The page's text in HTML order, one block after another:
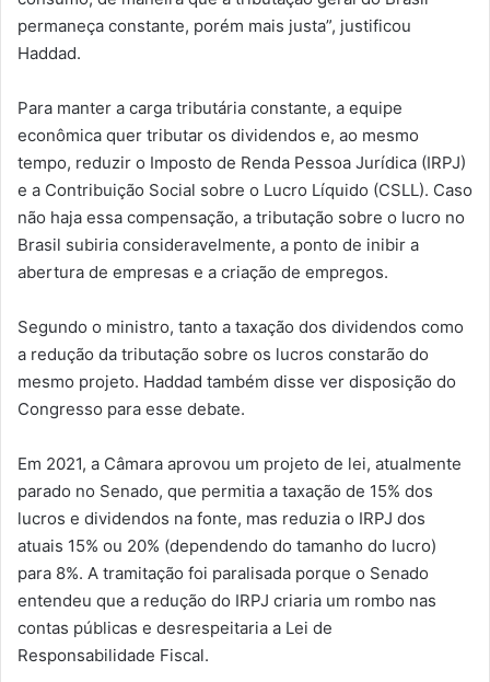
permaneça constante, porém mais justa”, justificou
Haddad.
Para manter a carga tributária constante, a equipe
econômica quer tributar os dividendos e, ao mesmo
tempo, reduzir o Imposto de Renda Pessoa Jurídica (IRPJ)
e a Contribuição Social sobre o Lucro Líquido (CSLL). Caso
não haja essa compensação, a tributação sobre o lucro no
Brasil subiria consideravelmente, a ponto de inibir a
abertura de empresas e a criação de empregos.
Segundo o ministro, tanto a taxação dos dividendos como
a redução da tributação sobre os lucros constarão do
mesmo projeto. Haddad também disse ver disposição do
Congresso para esse debate.
Em 2021, a Câmara aprovou um projeto de lei, atualmente
parado no Senado, que permitia a taxação de 15% dos
lucros e dividendos na fonte, mas reduzia o IRPJ dos
atuais 15% ou 20% (dependendo do tamanho do lucro)
para 8%. A tramitação foi paralisada porque o Senado
entendeu que a redução do IRPJ criaria um rombo nas
contas públicas e desrespeitaria a Lei de
Responsabilidade Fiscal.